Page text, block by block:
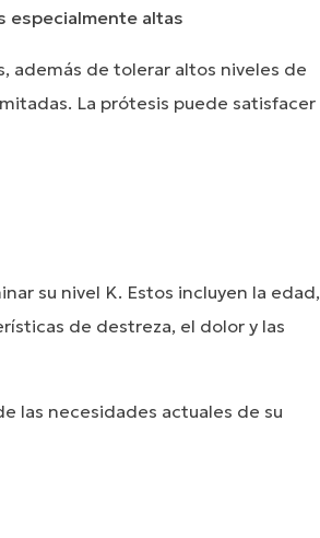
especialmente altas
además de tolerar altos niveles de
La prótesis puede satisfacer
su nivel K. Estos incluyen la edad,
de destreza, el dolor y las
las necesidades actuales de su